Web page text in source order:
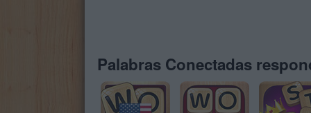
Palabras Conectadas